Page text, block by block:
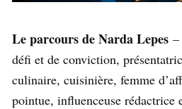
Le parcours de Narda Lepes
défi et de conviction,
culinaire, cuisinière, femme
pointue, influenceuse